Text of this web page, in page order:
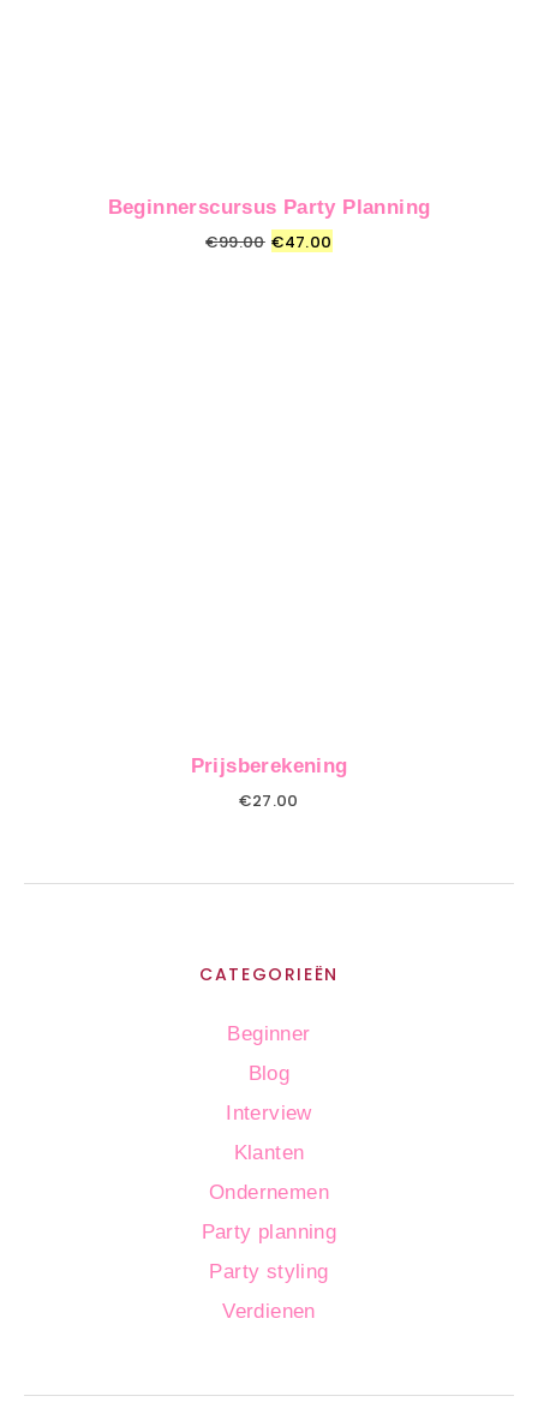
Beginnerscursus Party Planning
€99.00 €47.00
Prijsberekening
€27.00
CATEGORIEËN
Beginner
Blog
Interview
Klanten
Ondernemen
Party planning
Party styling
Verdienen